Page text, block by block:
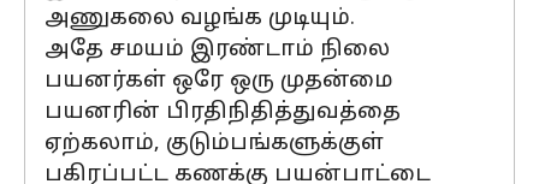
அணுகலை வழங்க முடியும்.
அதே சமயம் இரண்டாம் நிலை
பயனர்கள் ஒரே ஒரு முதன்மை
பயனரின் பிரதிநிதித்துவத்தை
ஏற்கலாம், குடும்பங்களுக்குள்
பகிரப்பட்ட கணக்கு பயன்பாட்டை